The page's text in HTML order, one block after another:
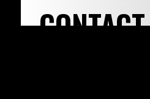
CONTACT